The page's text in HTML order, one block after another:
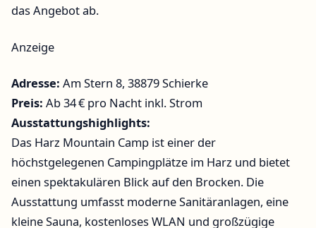
das Angebot ab.
Anzeige
Adresse: Am Stern 8, 38879 Schierke
Preis: Ab 34 € pro Nacht inkl. Strom
Ausstattungshighlights:
Das Harz Mountain Camp ist einer der
höchstgelegenen Campingplätze im Harz und bietet
einen spektakulären Blick auf den Brocken. Die
Ausstattung umfasst moderne Sanitäranlagen, eine
kleine Sauna, kostenloses WLAN und großzügige